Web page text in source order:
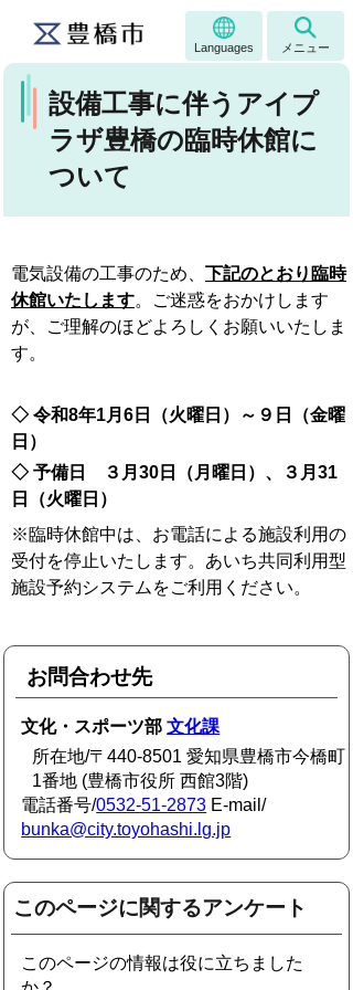
Languages メニュー
設備工事に伴うアイプ
ラザ豊橋の臨時休館に
ついて
電気設備の工事のため、 下記のとおり臨時
休館いたします。ご迷惑をおかけします
が、ご理解のほどよろしくお願いいたしま
す。
◇ 令和8年1月6日（火曜日）～９日（金曜
日）
◇ 予備日 ３月30日（月曜日）、３月31
日（火曜日）
※臨時休館中は、お電話による施設利用の
受付を停止いたします。あいち共同利用型
施設予約システムをご利用ください。
お問合わせ先
文化・スポーツ部文化課
所在地/〒440-8501 愛知県豊橋市今橋町
1番地 (豊橋市役所 西館3階)
電話番号/0532-51-2873 E-mail/
bunka@city.toyohashi.lg.jp
このページに関するアンケート
このページの情報は役に立ちました